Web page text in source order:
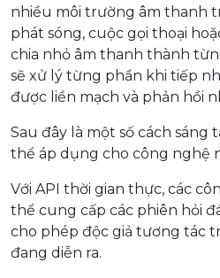
nhiều môi trường âm thanh
phát sóng, cuộc gọi thoại
chia nhỏ âm thanh thành
sẽ xử lý từng phần khi tiếp
được liền mạch và phản hồi
Sau đây là một số cách sáng
thể áp dụng cho công nghệ
Với API thời gian thực, các
thể cung cấp các phiên hỏi
cho phép độc giả tương tác
đang diễn ra.